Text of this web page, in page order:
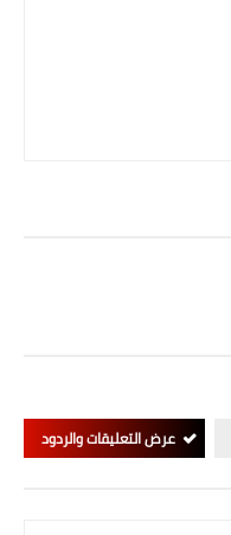
عرض التعليقات والردود